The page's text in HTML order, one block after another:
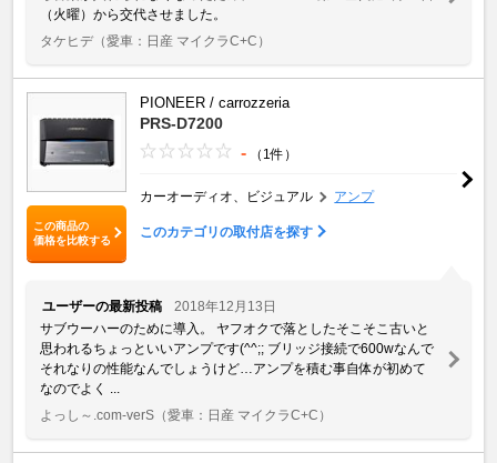
（火曜）から交代させました。
タケヒデ（愛車：日産 マイクラC+C）
この商品の
価格を比較する
PIONEER / carrozzeria
PRS-D7200
- （1件）
カーオーディオ、ビジュアル アンプ
このカテゴリの取付店を探す
ユーザーの最新投稿
2018年12月13日
サブウーハーのために導入。 ヤフオクで落としたそこそこ古いと
思われるちょっといいアンプです(^^;; ブリッジ接続で600wなんで
それなりの性能なんでしょうけど…アンプを積む事自体が初めて
なのでよく ...
よっし～.com-verS （愛車：日産 マイクラC+C）